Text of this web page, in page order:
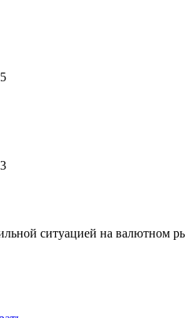
ситуацией на